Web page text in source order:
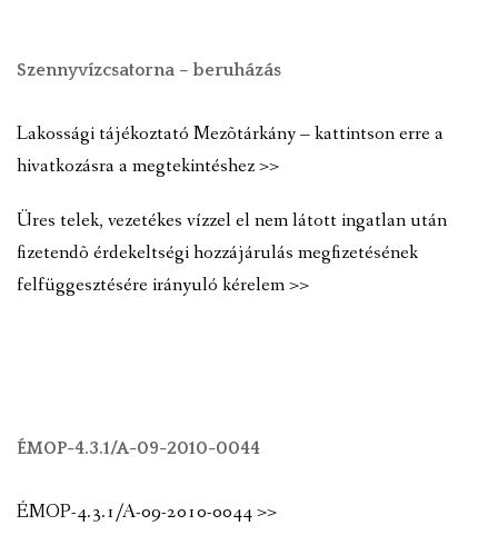
Szennyvízcsatorna – beruházás
Lakossági tájékoztató Mezõtárkány – kattintson erre a
hivatkozásra a megtekintéshez >>
Üres telek, vezetékes vízzel el nem látott ingatlan után
fizetendõ érdekeltségi hozzájárulás megfizetésének
felfüggesztésére irányuló kérelem >>
ÉMOP-4.3.1/A-09-2010-0044
ÉMOP-4.3.1/A-09-2010-0044 >>